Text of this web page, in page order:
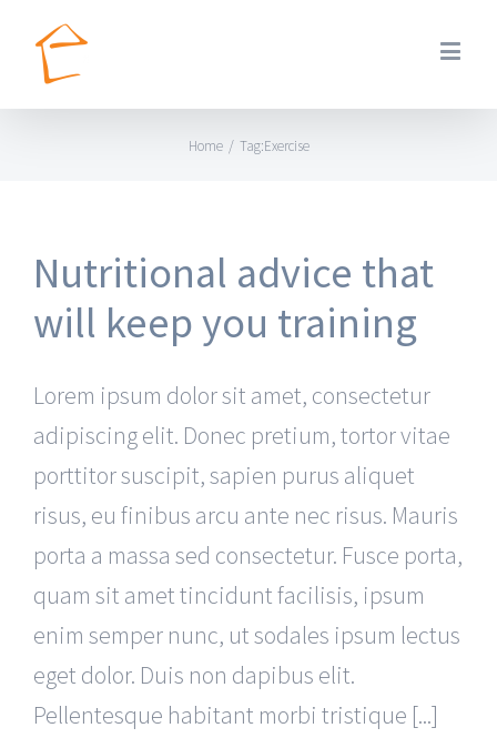
Home / Tag:Exercise
Nutritional advice that
will keep you training
Lorem ipsum dolor sit amet, consectetur
adipiscing elit. Donec pretium, tortor vitae
porttitor suscipit, sapien purus aliquet
risus, eu finibus arcu ante nec risus. Mauris
porta a massa sed consectetur. Fusce porta,
quam sit amet tincidunt facilisis, ipsum
enim semper nunc, ut sodales ipsum lectus
eget dolor. Duis non dapibus elit.
Pellentesque habitant morbi tristique [...]